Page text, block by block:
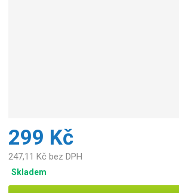
299 Kč
247,11 Kč bez DPH
Skladem